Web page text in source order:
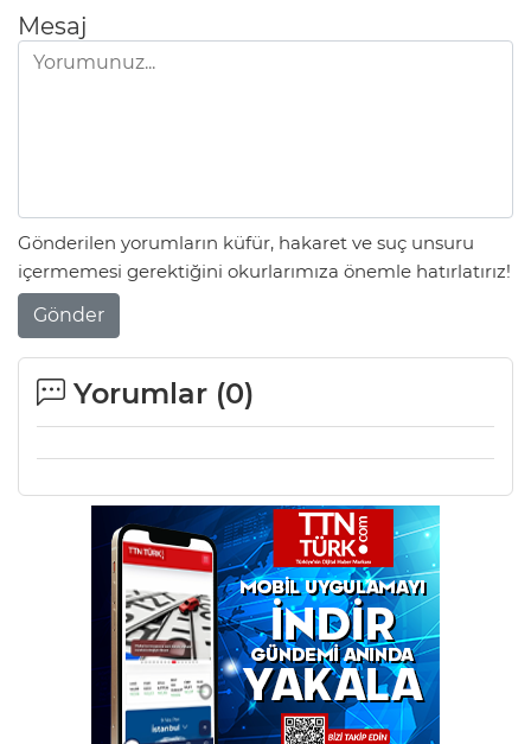
Mesaj
Gönderilen yorumların küfür, hakaret ve suç unsuru
içermemesi gerektiğini okurlarımıza önemle hatırlatırız!
Gönder
Yorumlar (0)